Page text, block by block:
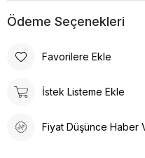
Ödeme Seçenekleri
Favorilere Ekle
İstek Listeme Ekle
Fiyat Düşünce Haber